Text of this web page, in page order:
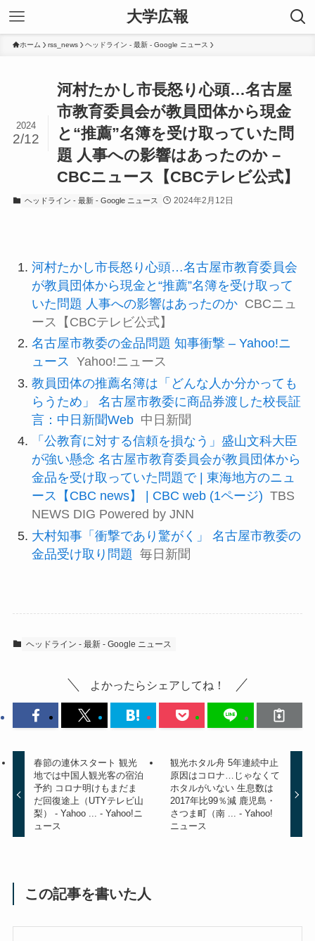
大学広報
ホーム rss_news ヘッドライン - 最新 - Google ニュース
河村たかし市長怒り心頭…名古屋
市教育委員会が教員団体から現金
と“推薦”名簿を受け取っていた問
題 人事への影響はあったのか –
CBCニュース【CBCテレビ公式】
2024
2/12
ヘッドライン - 最新 - Google ニュース 2024年2月12日
河村たかし市長怒り心頭…名古屋市教育委員会
が教員団体から現金と“推薦”名簿を受け取って
いた問題 人事への影響はあったのか CBCニュ
ース【CBCテレビ公式】
名古屋市教委の金品問題 知事衝撃 – Yahoo!ニ
ュース Yahoo!ニュース
教員団体の推薦名簿は「どんな人か分かっても
らうため」 名古屋市教委に商品券渡した校長証
言：中日新聞Web 中日新聞
「公教育に対する信頼を損なう」盛山文科大臣
が強い懸念 名古屋市教育委員会が教員団体から
金品を受け取っていた問題で | 東海地方のニュ
ース【CBC news】 | CBC web (1ページ) TBS
NEWS DIG Powered by JNN
大村知事「衝撃であり驚がく」 名古屋市教委の
金品受け取り問題 毎日新聞
ヘッドライン - 最新 - Google ニュース
よかったらシェアしてね！
春節の連休スタート 観光
地では中国人観光客の宿泊
予約 コロナ明けもまだま
だ回復途上（UTYテレビ山
梨） - Yahoo ... - Yahoo!ニ
ュース
観光ホタル舟 5年連続中止
原因はコロナ…じゃなくて
ホタルがいない 生息数は
2017年比99％減 鹿児島・
さつま町（南 ... - Yahoo!
ニュース
この記事を書いた人